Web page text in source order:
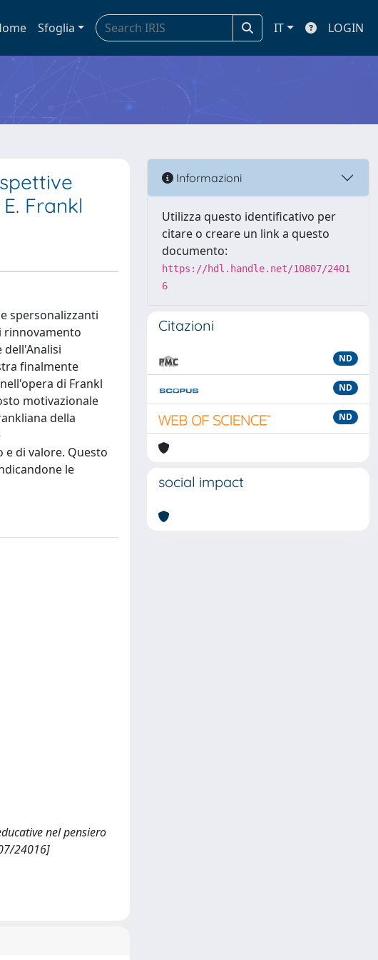
Sfoglia IT LOGIN
Frankl
spersonalizzanti
rinnovamento
finalmente
di Frankl
motivazionale
della
di valore. Questo
le
nel pensiero
24016]
Informazioni
Utilizza questo identificativo per
citare o creare un link a questo
documento:
https://hdl.handle.net/10807/2401
6
Citazioni
ND
ND
ND
social impact